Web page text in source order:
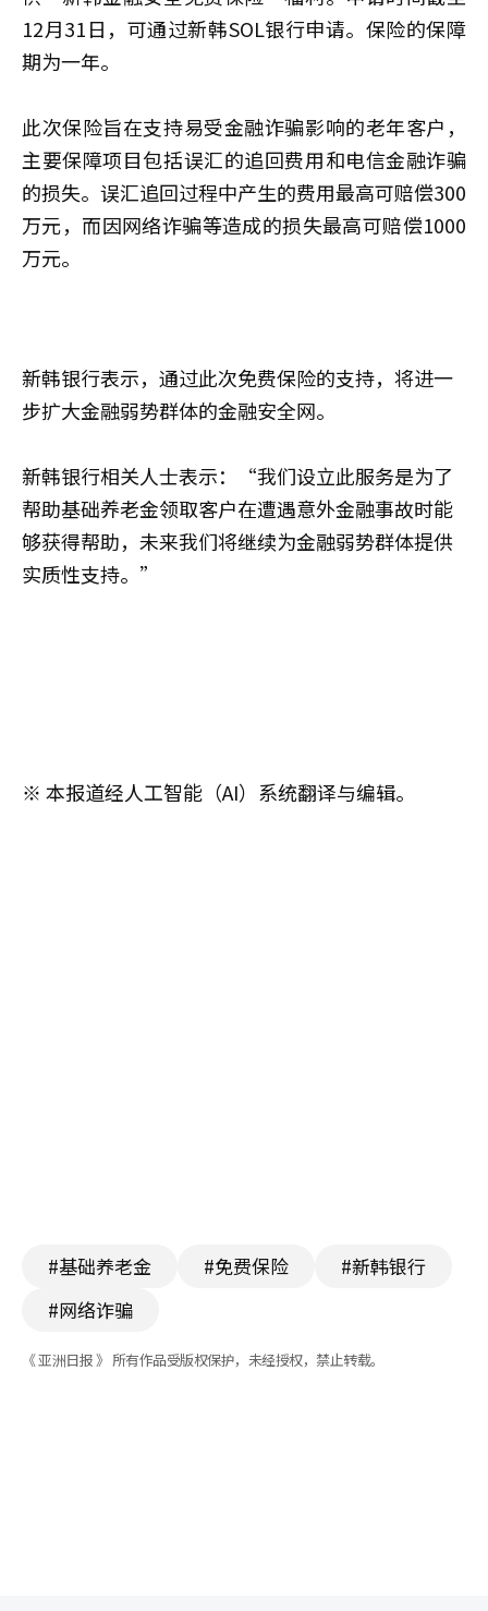
12月31日，可通过新韩SOL银行申请。保险的保障
期为一年。
此次保险旨在支持易受金融诈骗影响的老年客户，
主要保障项目包括误汇的追回费用和电信金融诈骗
的损失。误汇追回过程中产生的费用最高可赔偿300
万元，而因网络诈骗等造成的损失最高可赔偿1000
万元。
新韩银行表示，通过此次免费保险的支持，将进一
步扩大金融弱势群体的金融安全网。
新韩银行相关人士表示：“我们设立此服务是为了
帮助基础养老金领取客户在遭遇意外金融事故时能
够获得帮助，未来我们将继续为金融弱势群体提供
实质性支持。”
※ 本报道经人工智能（AI）系统翻译与编辑。
#基础养老金 #免费保险
#新韩银行
#网络诈骗
《 亚洲日报 》 所有作品受版权保护，未经授权，禁止转载。